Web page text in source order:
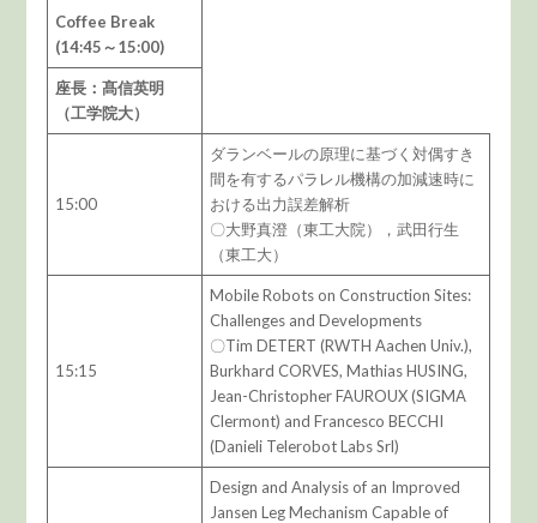
Coffee Break
(14:45～15:00)
座長：髙信英明
（工学院大）
15:00
ダランベールの原理に基づく対偶すき
間を有するパラレル機構の加減速時に
おける出力誤差解析
〇大野真澄（東工大院），武田行生
（東工大）
15:15
Mobile Robots on Construction Sites:
Challenges and Developments
〇Tim DETERT (RWTH Aachen Univ.),
Burkhard CORVES, Mathias HUSING,
Jean-Christopher FAUROUX (SIGMA
Clermont) and Francesco BECCHI
(Danieli Telerobot Labs Srl)
Design and Analysis of an Improved
Jansen Leg Mechanism Capable of